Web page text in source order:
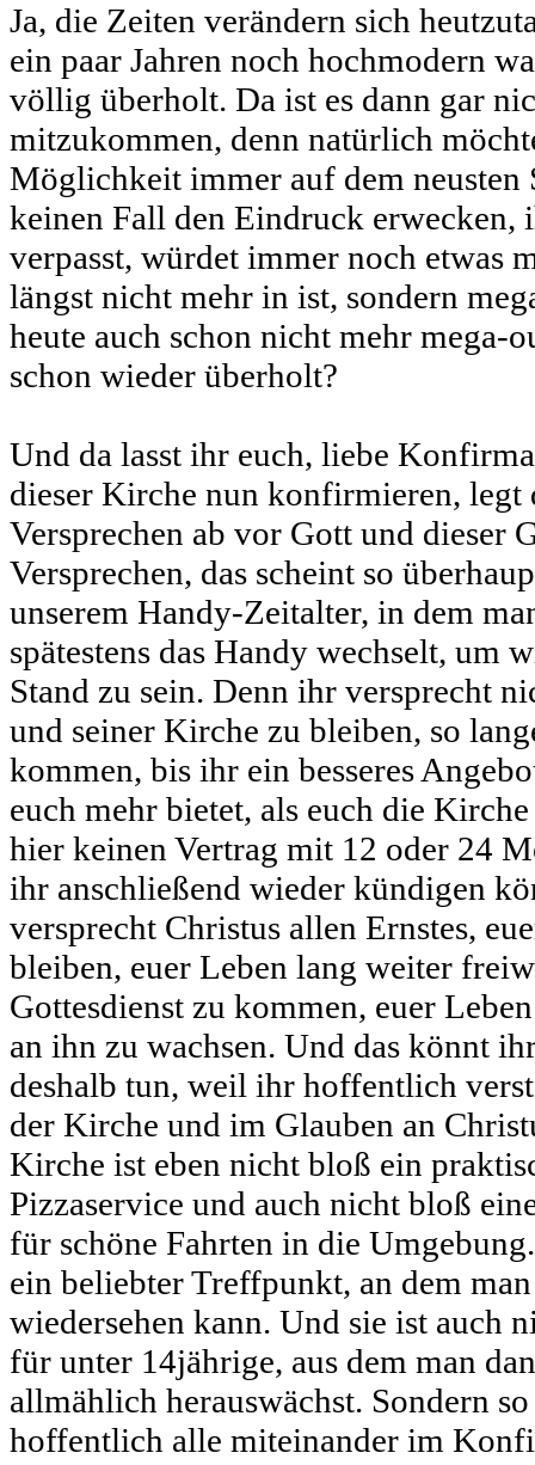
Ja, die Zeiten verändern sich
ein paar Jahren noch hochmodern
völlig überholt. Da ist es dann gar
mitzukommen, denn natürlich
Möglichkeit immer auf dem neusten
keinen Fall den Eindruck erwecken,
verpasst, würdet immer noch etwas
längst nicht mehr in ist, sondern
heute auch schon nicht mehr mega-
schon wieder überholt?
Und da lasst ihr euch, liebe
dieser Kirche nun konfirmieren, legt
Versprechen ab vor Gott und dieser
Versprechen, das scheint so
unserem Handy-Zeitalter, in dem
spätestens das Handy wechselt, um
Stand zu sein. Denn ihr versprecht
und seiner Kirche zu bleiben, so
kommen, bis ihr ein besseres
euch mehr bietet, als euch die
hier keinen Vertrag mit 12 oder 24
ihr anschließend wieder kündigen
versprecht Christus allen Ernstes,
bleiben, euer Leben lang weiter
Gottesdienst zu kommen, euer
an ihn zu wachsen. Und das könnt
deshalb tun, weil ihr hoffentlich
der Kirche und im Glauben an
Kirche ist eben nicht bloß ein
Pizzaservice und auch nicht bloß
für schöne Fahrten in die
ein beliebter Treffpunkt, an dem
wiedersehen kann. Und sie ist auch
für unter 14jährige, aus dem man
allmählich herauswächst. Sondern
hoffentlich alle miteinander im